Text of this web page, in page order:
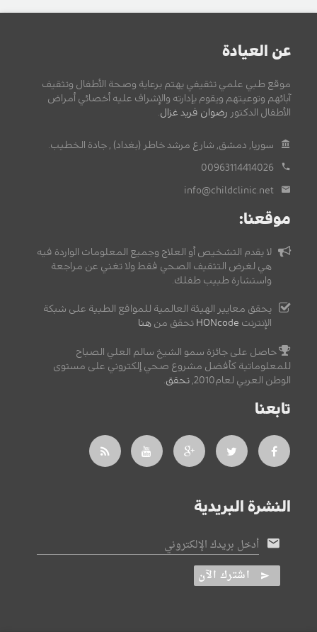
عن العيادة
موقع طبي علمي تثقيفي يهتم برعاية وصحة الأطفال وتثقيف
آبائهم وتوعيتهم ويقوم بإدارته والإشراف عليه أخصائي أمراض
الأطفال الدكتور رضوان فريد غزال.
سوريا, دمشق, شارع مرشد خاطر (بغداد) , جادة الخطيب.
00963114414026
info@childclinic.net
موقعنا:
لا يقدم التشخيص أو العلاج وجميع المعلومات الواردة فيه
هي لغرض التثقيف الصحي فقط ولا تغني عن مراجعة
واستشارة طبيب طفلك.
يحقق معايير الهيئة العالمية للمواقع الطبية على شبكة
الإنترنت HONcode تحقق من هنا
حاصل على جائزة سمو الشيخ سالم العلي الصباح
للمعلوماتية كأفضل مشروع صحي إلكتروني على مستوى
الوطن العربي لعام2010,
تحقق.
تابعنا
النشرة البريدية
أدخل بريدك الإلكتروني
اشترك الآن